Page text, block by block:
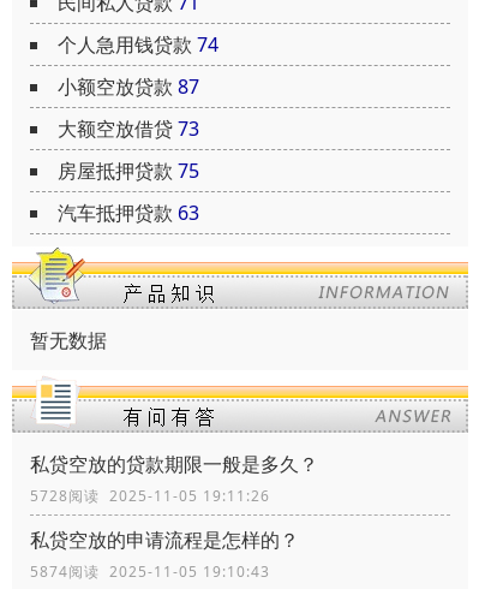
个人急用钱贷款 74
小额空放贷款 87
大额空放借贷73
房屋抵押贷款 75
汽车抵押贷款 63
暂无数据
私贷空放的贷款期限一般是多久？
5728阅读 2025-11-05 19:11:26
私贷空放的申请流程是怎样的？
5874阅读 2025-11-05 19:10:43